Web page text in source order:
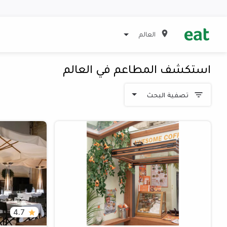
العالم
استكشف المطاعم في العالم
تصفية البحث
4.7